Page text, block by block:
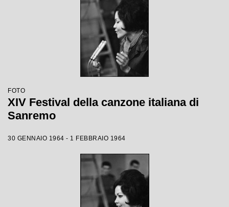
FOTO
XIV Festival della canzone italiana di
Sanremo
30 GENNAIO 1964 - 1 FEBBRAIO 1964